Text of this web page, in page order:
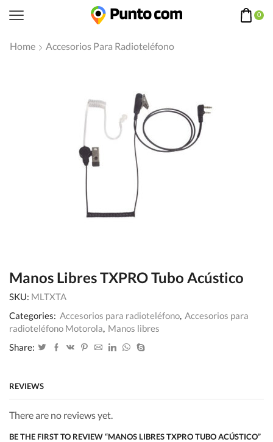
0
Home Accesorios Para Radioteléfono
Manos Libres TXPRO Tubo Acústico
SKU: MLTXTA
Categories: Accesorios para radioteléfono, Accesorios para
radioteléfono Motorola, Manos libres
Share:
REVIEWS
There are no reviews yet.
BE THE FIRST TO REVIEW “MANOS LIBRES TXPRO TUBO ACÚSTICO”